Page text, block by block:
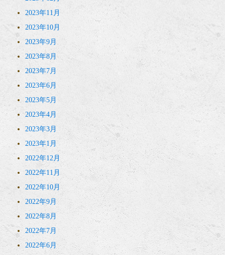
2023年11月
2023年10月
2023年9月
2023年8月
2023年7月
2023年6月
2023年5月
2023年4月
2023年3月
2023年1月
2022年12月
2022年11月
2022年10月
2022年9月
2022年8月
2022年7月
2022年6月